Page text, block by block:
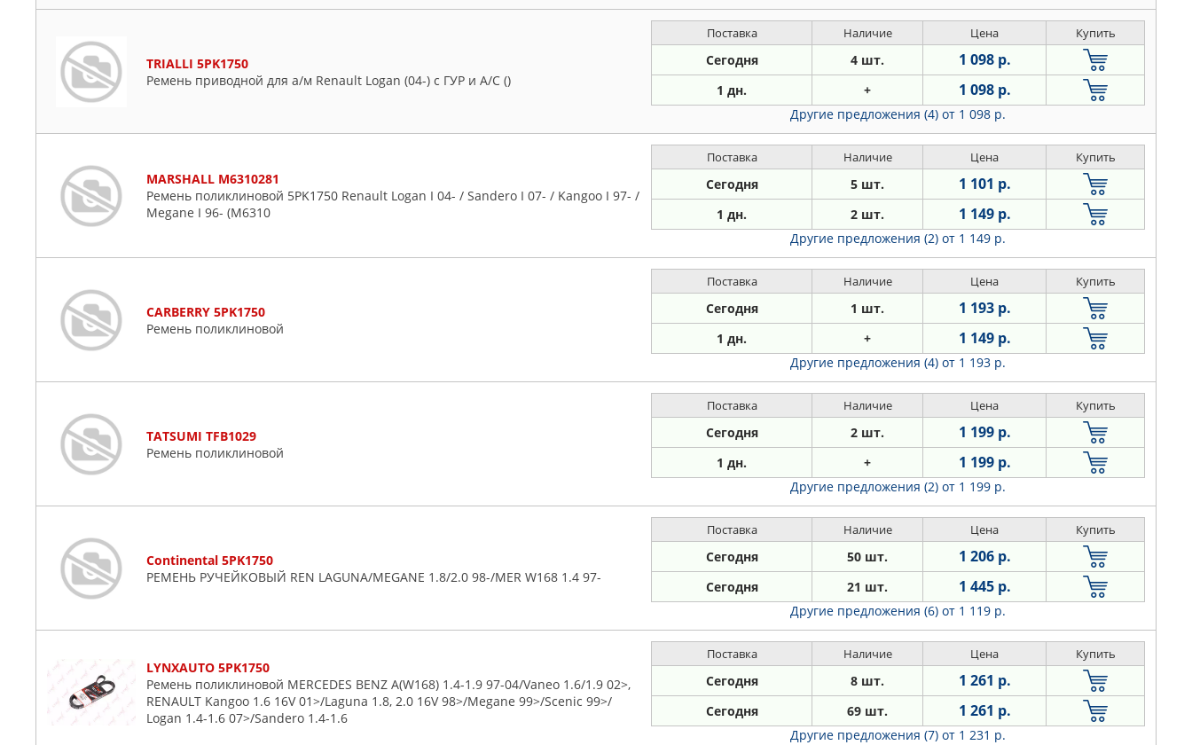
TRIALLI 5PK1750
Ремень приводной для а/м Renault Logan (04-) с ГУР и A/C ()
Поставка Наличие Цена Купить
Сегодня 4 шт. 1 098 р.
1 дн. + 1 098 р.
Другие предложения (4) от 1 098 р.
MARSHALL M6310281
Ремень поликлиновой 5PK1750 Renault Logan I 04- / Sandero I 07- / Kangoo I 97- /
Megane I 96- (M6310
Поставка Наличие Цена Купить
Сегодня 5 шт. 1 101 р.
1 дн. 2 шт. 1 149 р.
Другие предложения (2) от 1 149 р.
CARBERRY 5PK1750
Ремень поликлиновой
Поставка Наличие Цена Купить
Сегодня 1 шт. 1 193 р.
1 дн. + 1 149 р.
Другие предложения (4) от 1 193 р.
TATSUMI TFB1029
Ремень поликлиновой
Поставка Наличие Цена Купить
Сегодня 2 шт. 1 199 р.
1 дн. + 1 199 р.
Другие предложения (2) от 1 199 р.
Continental 5PK1750
РЕМЕНЬ РУЧЕЙКОВЫЙ REN LAGUNA/MEGANE 1.8/2.0 98-/MER W168 1.4 97-
Поставка Наличие Цена Купить
Сегодня 50 шт. 1 206 р.
Сегодня 21 шт. 1 445 р.
Другие предложения (6) от 1 119 р.
LYNXAUTO 5PK1750
Ремень поликлиновой MERCEDES BENZ A(W168) 1.4-1.9 97-04/Vaneo 1.6/1.9 02>,
RENAULT Kangoo 1.6 16V 01>/Laguna 1.8, 2.0 16V 98>/Megane 99>/Scenic 99>/
Logan 1.4-1.6 07>/Sandero 1.4-1.6
Поставка Наличие Цена Купить
Сегодня 8 шт. 1 261 р.
Сегодня 69 шт. 1 261 р.
Другие предложения (7) от 1 231 р.